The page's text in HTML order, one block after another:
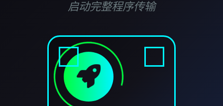
启动完整程序传输